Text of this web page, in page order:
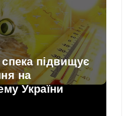
підвищує
на
України